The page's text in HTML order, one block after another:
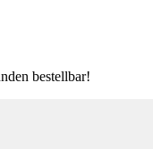
bestellbar!